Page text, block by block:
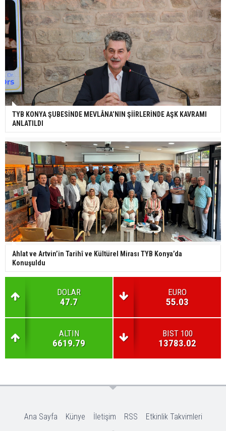
TYB KONYA ŞUBESİNDE MEVLÂNA’NIN ŞİİRLERİNDE AŞK KAVRAMI
ANLATILDI
Ahlat ve Artvin’in Tarihî ve Kültürel Mirası TYB Konya’da
Konuşuldu
DOLAR
47.7
EURO
55.03
ALTIN
6619.79
BIST 100
13783.02
Ana Sayfa Künye İletişim RSS Etkinlik Takvimleri